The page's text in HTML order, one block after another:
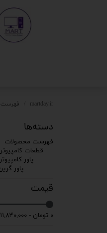
martday.ir
دسته‌ها
فهرست محصولات
قطعات کامپیوتر
پاور کامپیوتر
پاور
قیمت
۰ تومان - ۱۱,۸۴۰,۰۰۰ تومان